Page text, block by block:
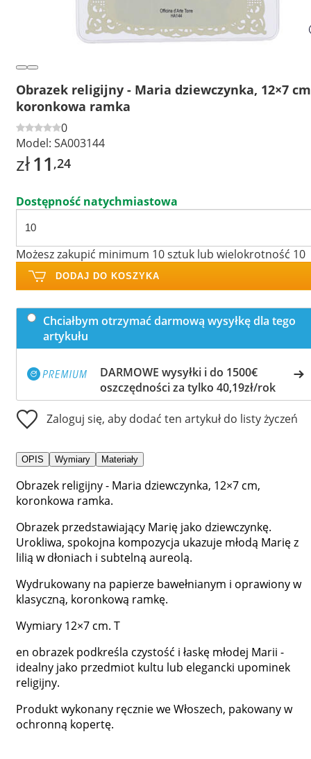
Obrazek religijny - Maria dziewczynka, 12×7
koronkowa ramka
0
Model: SA003144
zł11 ,24
Dostępność natychmiastowa
Możesz zakupić minimum 10 sztuk lub wielokrotność 10
DODAJ DO KOSZYKA
Chciałbym otrzymać darmową wysyłkę dla tego
artykułu
DARMOWE wysyłki i do 1500€
oszczędności za tylko 40,19zł/rok
Zaloguj się, aby dodać ten artykuł do listy życzeń
OPIS Wymiary Materiały
Obrazek religijny - Maria dziewczynka, 12×7 cm,
koronkowa ramka.
Obrazek przedstawiający Marię jako dziewczynkę.
Urokliwa, spokojna kompozycja ukazuje młodą Marię z
lilią w dłoniach i subtelną aureolą.
Wydrukowany na papierze bawełnianym i oprawiony w
klasyczną, koronkową ramkę.
Wymiary 12×7 cm. T
en obrazek podkreśla czystość i łaskę młodej Marii -
idealny jako przedmiot kultu lub elegancki upominek
religijny.
Produkt wykonany ręcznie we Włoszech, pakowany w
ochronną kopertę.